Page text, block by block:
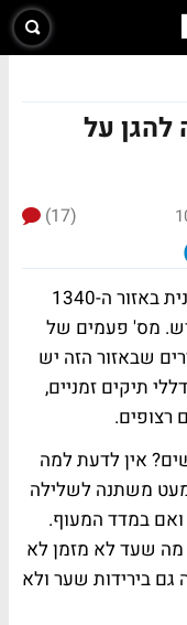
להגן על
(17)
מדד המעוף נתקל השבוע במשוכה טכנית באזור ה-1340
1280 לפני כחודש. מס' פעמים של
שבאזור הזה יש
תיקים זמניים,
רצופים.
אין לדעת למה
משתנה לשלילה
ואם בנדל"ן, ואם במדד המעוף.
מה שעד לא מזמן לא
בירידות שער ולא